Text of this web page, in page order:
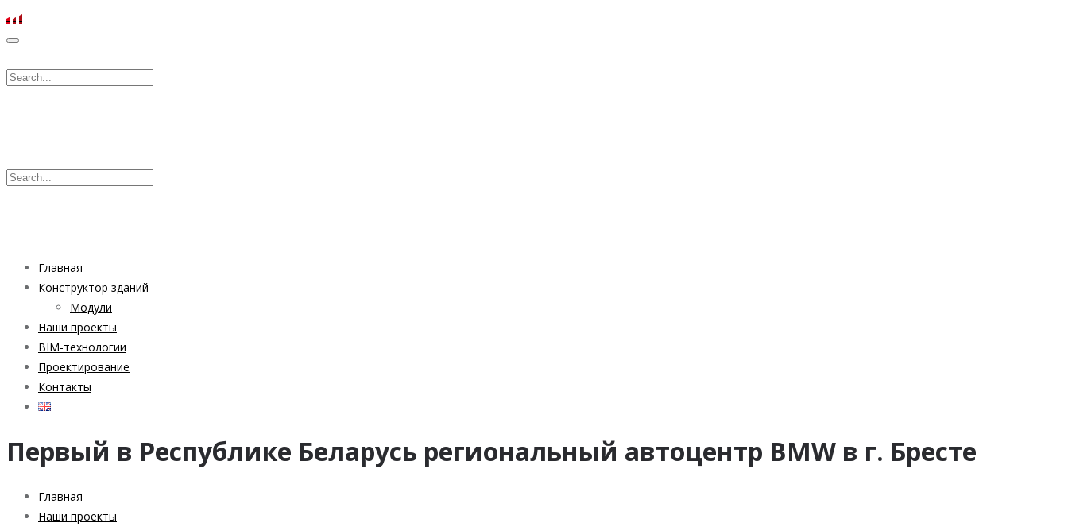
Главная
Конструктор зданий
Модули
Наши проекты
BIM-технологии
Проектирование
Контакты
Первый в Республике Беларусь региональный автоцентр BMW в г. Бресте
Главная
Наши проекты